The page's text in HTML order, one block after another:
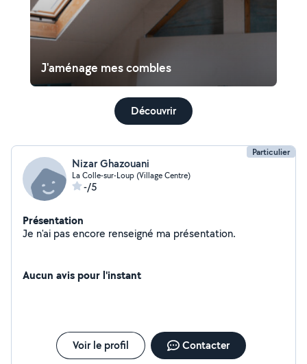
J'aménage mes combles
Découvrir
Particulier
Nizar Ghazouani
La Colle-sur-Loup (Village Centre)
-/5
Présentation
Je n'ai pas encore renseigné ma présentation.
Aucun avis pour l'instant
Voir le profil Contacter